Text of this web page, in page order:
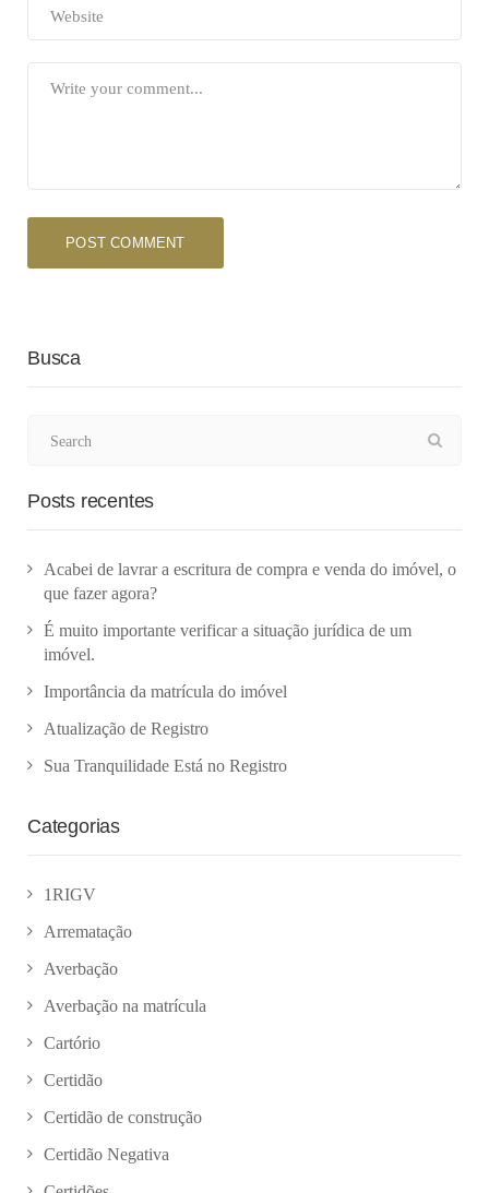
Busca
Posts recentes
Acabei de lavrar a escritura de compra e venda do imóvel, o
que fazer agora?
É muito importante verificar a situação jurídica de um
imóvel.
Importância da matrícula do imóvel
Atualização de Registro
Sua Tranquilidade Está no Registro
Categorias
1RIGV
Arrematação
Averbação
Averbação na matrícula
Cartório
Certidão
Certidão de construção
Certidão Negativa